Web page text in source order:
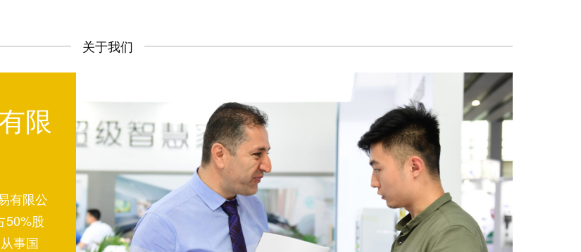
关于我们
限
有限公
50%股
事国